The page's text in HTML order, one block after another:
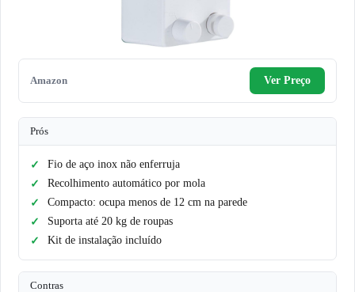
Amazon Ver Preço
Prós
Fio de aço inox não enferruja
Recolhimento automático por mola
Compacto: ocupa menos de 12 cm na parede
Suporta até 20 kg de roupas
Kit de instalação incluído
Contras